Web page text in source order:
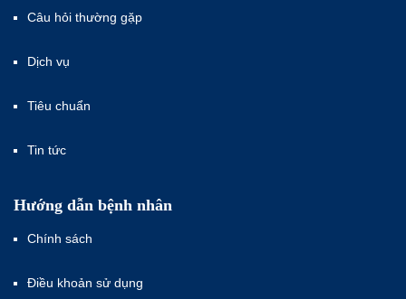
Câu hỏi thường gặp
Dịch vụ
Tiêu chuẩn
Tin tức
Hướng dẫn bệnh nhân
Chính sách
Điều khoản sử dụng